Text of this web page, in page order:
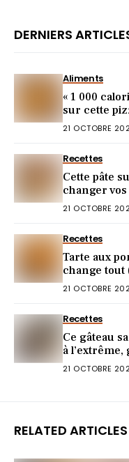
DERNIERS
Aliments
« 1 000
sur cette
21 OCTOBRE
Recettes
Cette pâte
changer
21 OCTOBRE
Recettes
Tarte aux
change tout
21 OCTOBRE
Recettes
Ce gâteau
à
21 OCTOBRE
RELATED ARTICLES